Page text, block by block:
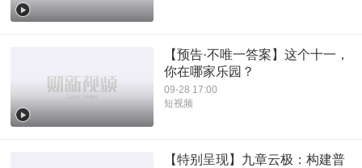
【预告·不唯一答案】这个十一，
你在哪家乐园？
09-28 17:00
短视频
【特别呈现】九章云极：构建普